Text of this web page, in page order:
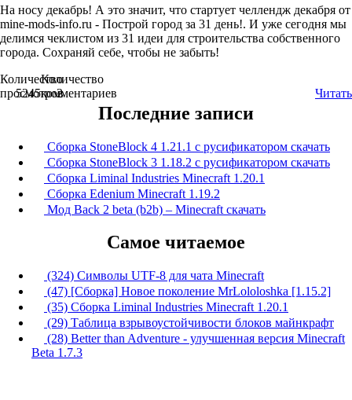
На носу декабрь! А это значит, что стартует челлендж декабря от
mine-mods-info.ru - Построй город за 31 день!. И уже сегодня мы
делимся чеклистом из 31 идеи для строительства собственного
города. Сохраняй себе, чтобы не забыть!
Количество
просмотров
5245
Количество
комментариев
2 Читать
Последние записи
Сборка StoneBlock 4 1.21.1 с русификатором скачать
Сборка StoneBlock 3 1.18.2 с русификатором скачать
Сборка Liminal Industries Minecraft 1.20.1
Сборка Edenium Minecraft 1.19.2
Мод Back 2 beta (b2b) – Minecraft скачать
Самое читаемое
(324) Символы UTF-8 для чата Minecraft
(47) [Сборка] Новое поколение MrLololoshka [1.15.2]
(35) Сборка Liminal Industries Minecraft 1.20.1
(29) Таблица взрывоустойчивости блоков майнкрафт
(28) Better than Adventure - улучшенная версия Minecraft
Beta 1.7.3